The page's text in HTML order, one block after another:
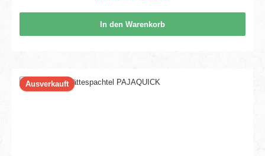
In den Warenkorb
Ausverkauft